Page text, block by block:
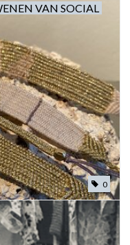
VAN SOCIAL
0